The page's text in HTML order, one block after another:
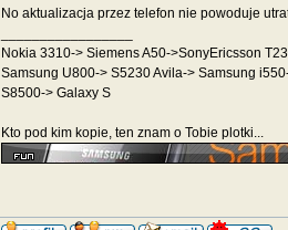
No aktualizacja przez telefon nie powoduje
Nokia 3310-> Siemens A50->SonyEricsson
Samsung U800-> S5230 Avila-> Samsung
S8500-> Galaxy S
Kto pod kim kopie, ten znam o Tobie plotki...